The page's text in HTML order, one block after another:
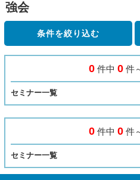
強会
条件を絞り込む
0件中 0件
セミナー一覧
0件中 0件
セミナー一覧